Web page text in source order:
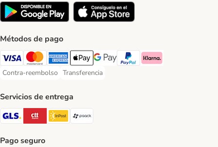
Métodos de pago
Visa Payment Method
Mastercard Payment Method
American Express Payment Method
Apple Pay Payment Method
Google Pay Payment Method
PayPal Payment Method
Klarna Payment Method
Contra-reembolso
Contra-reembolso Payment Method
Transferencia
Transferencia Payment Method
Servicios de entrega
GLS Shipping Method
CTTExpress Shipping Method
InPost Shipping Method
paack Shipping Method
Pago seguro